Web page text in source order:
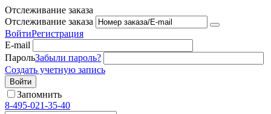
Отслеживание заказа
Отслеживание заказа
ВойтиРегистрация
E-mail
ПарольЗабыли пароль?
Создать учетную запись
Войти
Запомнить
8-495-021-35-40